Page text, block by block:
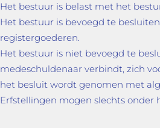
Het bestuur is belast met het
Het bestuur is bevoegd te
registergoederen.
Het bestuur is niet bevoegd te
medeschuldenaar verbindt, zich
het besluit wordt genomen met
Erfstellingen mogen slechts onder